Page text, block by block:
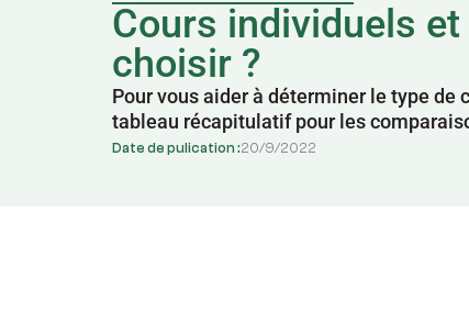
Cours individuels
choisir ?
Pour vous aider à déterminer le type de
tableau récapitulatif pour les
Date de pulication :20/9/2022